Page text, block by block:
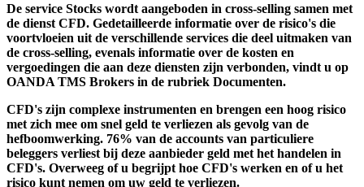
De service Stocks wordt aangeboden in cross-selling samen met
de dienst CFD. Gedetailleerde informatie over de risico's die
voortvloeien uit de verschillende services die deel uitmaken van
de cross-selling, evenals informatie over de kosten en
vergoedingen die aan deze diensten zijn verbonden, vindt u op
OANDA TMS Brokers in de rubriek Documenten.
CFD's zijn complexe instrumenten en brengen een hoog risico
met zich mee om snel geld te verliezen als gevolg van de
hefboomwerking. 76% van de accounts van particuliere
beleggers verliest bij deze aanbieder geld met het handelen in
CFD's. Overweeg of u begrijpt hoe CFD's werken en of u het
risico kunt nemen om uw geld te verliezen.